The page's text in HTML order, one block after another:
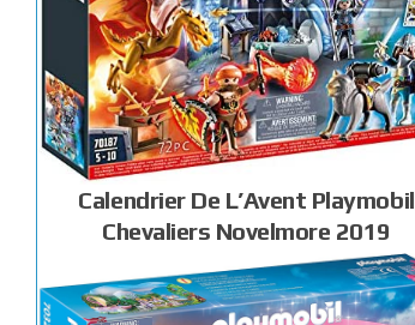
Calendrier De L’Avent Playmobil
Chevaliers Novelmore 2019